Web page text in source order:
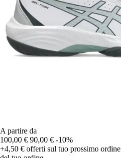
A partire da
100,00 € 90,00 € -10%
+4,50 € offerti sul tuo prossimo ordine